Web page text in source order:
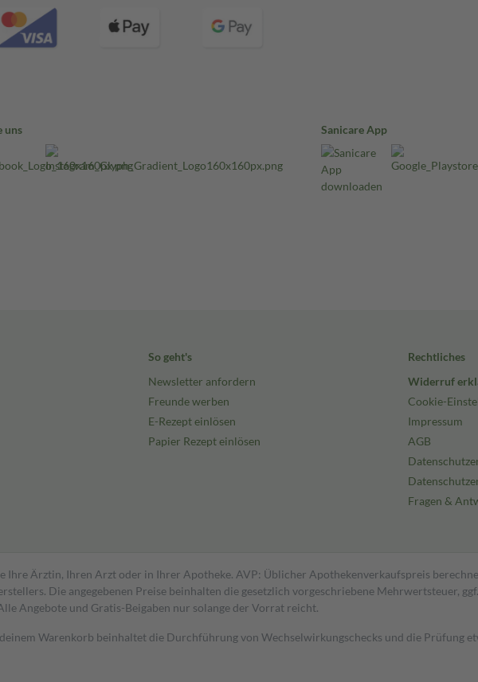
uns Sanicare App
So geht's
Newsletter anfordern
Freunde werben
E-Rezept einlösen
Papier Rezept einlösen
Rechtliches
Widerruf
Cookie-
Impressum
AGB
Fragen &
Ihre Ärztin, Ihren Arzt oder in Ihrer Apotheke. AVP: Üblicher Apothekenverkaufspreis
Die angegebenen Preise beinhalten die gesetzlich vorgeschriebene Mehrwertsteuer,
Angebote und Gratis-Beigaben nur solange der Vorrat reicht.
Warenkorb beinhaltet die Durchführung von Wechselwirkungschecks und die Prüfung